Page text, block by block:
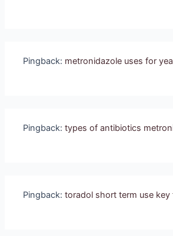
Pingback: metronidazole uses for
Pingback:types of antibiotics
Pingback:toradol short term use key